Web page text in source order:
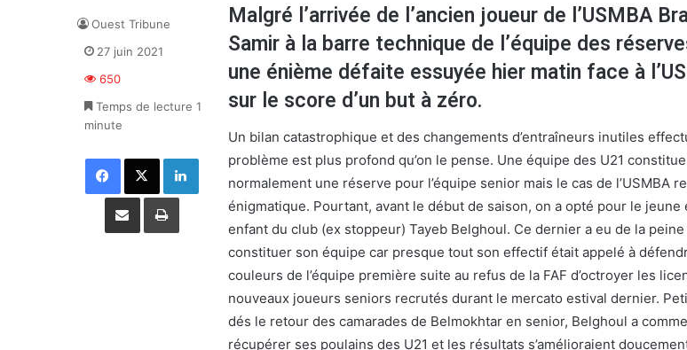
Malgré l’arrivée de l’ancien joueur de l’USMBA
Samir à la barre technique de l’équipe des
une énième défaite essuyée hier matin face à
sur le score d’un but à zéro.
Un bilan catastrophique et des changements d’entraîneurs inutiles
problème est plus profond qu’on le pense. Une équipe des U21 constitue
normalement une réserve pour l’équipe senior mais le cas de l’USMBA
énigmatique. Pourtant, avant le début de saison, on a opté pour le jeune
enfant du club (ex stoppeur) Tayeb Belghoul. Ce dernier a eu de la
constituer son équipe car presque tout son effectif était appelé à
couleurs de l’équipe première suite au refus de la FAF d’octroyer les
nouveaux joueurs seniors recrutés durant le mercato estival dernier.
dés le retour des camarades de Belmokhtar en senior, Belghoul a
récupérer ses poulains des U21 et les résultats s’amélioraient
Ouest Tribune
27 juin 2021
650
Temps de lecture 1
minute
Facebook X Linkedin
Partager par email Imprimer